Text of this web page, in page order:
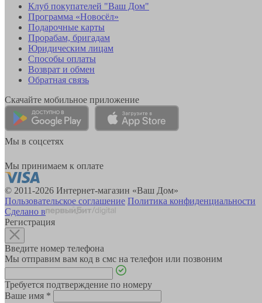
Клуб покупателей "Ваш Дом"
Программа «Новосёл»
Подарочные карты
Прорабам, бригадам
Юридическим лицам
Способы оплаты
Возврат и обмен
Обратная связь
Скачайте мобильное приложение
Мы в соцсетях
Мы принимаем к оплате
© 2011-2026 Интернет-магазин «Ваш Дом»
Пользовательское соглашение Политика конфиденциальности
Сделано в
Регистрация
Введите номер телефона
Мы отправим вам код в смс на телефон или позвоним
Требуется подтверждение по номеру
Ваше имя *